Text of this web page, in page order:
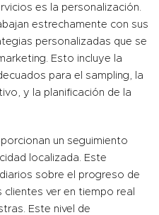
es la personalización.
estrechamente con sus
personalizadas que se
Esto incluye la
para el sampling, la
y la planificación de la
un seguimiento
localizada. Este
sobre el progreso de
clientes ver en tiempo real
Este nivel de